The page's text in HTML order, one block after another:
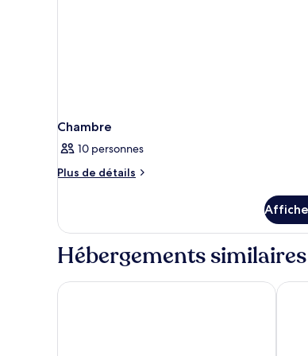
Chambre
10 personnes
Plus de détails
Plus
Chambre
Hébergements similaires
Chesterfield Hotel & Suites Hotel